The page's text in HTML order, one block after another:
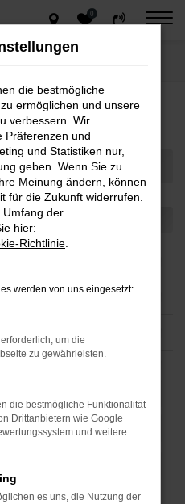
0
die bestmögliche
ermöglichen und unsere
verbessern. Wir
Präferenzen und
und Statistiken nur,
geben. Wenn Sie zu
Meinung ändern, können
für die Zukunft widerrufen.
Umfang der
hier:
Richtlinie
werden von uns eingesetzt:
um die
zu gewährleisten.
die bestmögliche Funktionalität
Drittanbietern wie Google
und weitere
es uns, die Nutzung der